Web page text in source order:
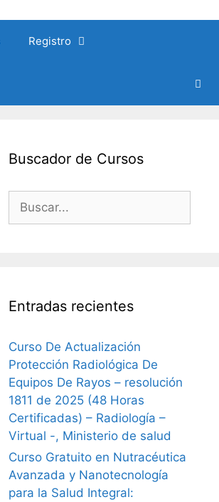
Registro
Buscador de Cursos
Entradas recientes
Curso De Actualización
Protección Radiológica De
Equipos De Rayos – resolución
1811 de 2025 (48 Horas
Certificadas) – Radiología –
Virtual -, Ministerio de salud
Curso Gratuito en Nutracéutica
Avanzada y Nanotecnología
para la Salud Integral: